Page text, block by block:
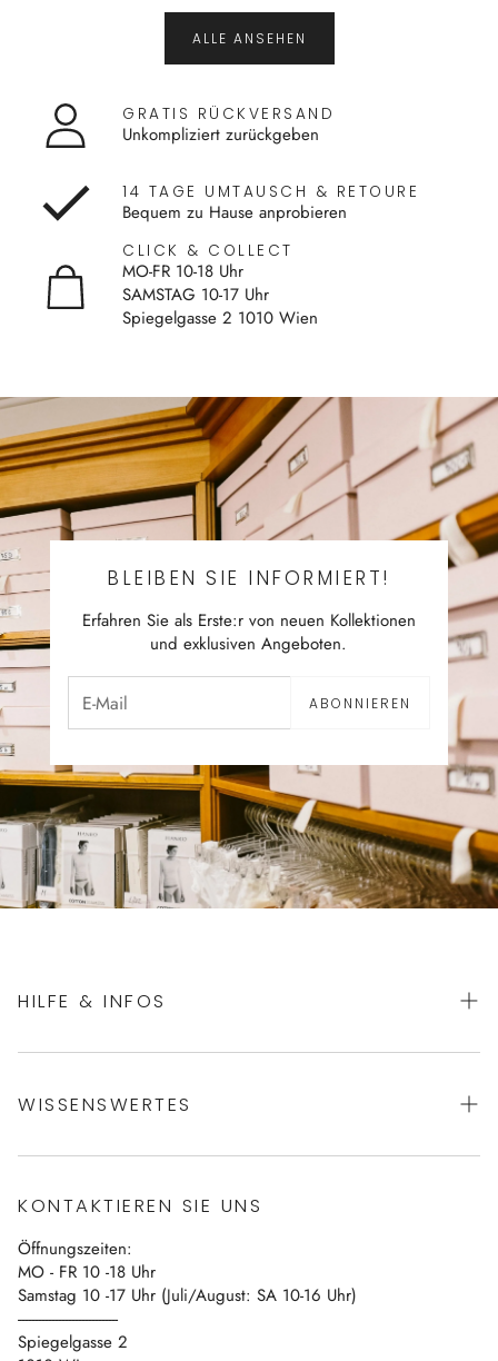
ALLE ANSEHEN
GRATIS RÜCKVERSAND
Unkompliziert zurückgeben
14 TAGE UMTAUSCH & RETOURE
Bequem zu Hause anprobieren
CLICK & COLLECT
MO-FR 10-18 Uhr
SAMSTAG 10-17 Uhr
Spiegelgasse 2 1010 Wien
BLEIBEN SIE INFORMIERT!
Erfahren Sie als Erste:r von neuen Kollektionen
und exklusiven Angeboten.
ABONNIEREN
HILFE & INFOS
Datenschutz
Impressum
Vertrag widerrufen
WISSENSWERTES
Blog
Kontakt
KONTAKTIEREN SIE UNS
Öffnungszeiten:
MO - FR 10 -18 Uhr
Samstag 10 -17 Uhr (Juli/August: SA 10-16 Uhr)
------------------------------
Spiegelgasse 2